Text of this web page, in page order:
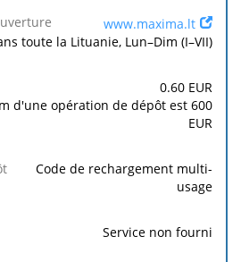
www.maxima.lt
toute la Lituanie, Lun–Dim (I–VII)
0.60 EUR
d'une opération de dépôt est 600
EUR
Code de rechargement multi-
usage
Service non fourni